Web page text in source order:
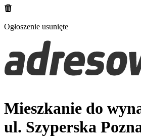
Ogłoszenie usunięte
Mieszkanie do
ul. Szyperska